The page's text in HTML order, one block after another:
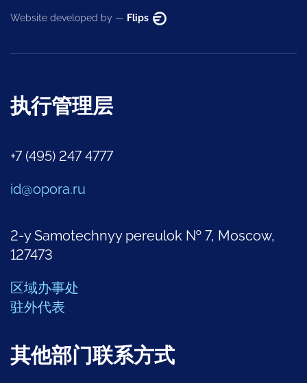
Website developed by — Flips
执行管理层
+7 (495) 247 4777
id@opora.ru
2-y Samotechnyy pereulok № 7, Moscow,
127473
区域办事处
驻外代表
其他部门联系方式